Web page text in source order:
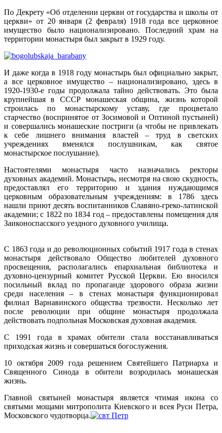
По Декрету «Об отделении церкви от государства и школы от
церкви» от 20 января (2 февраля) 1918 года все церковное
имущество было национализировано. Последний храм на
территории монастыря был закрыт в 1929 году.
И даже когда в 1918 году монастырь был официально закрыт,
а все церковное имущество – национализировано, здесь в
1920-1930-е годы продолжала тайно действовать. Это была
крупнейшая в СССР монашеская община, жизнь которой
строилась по монастырскому уставу, где процветало
старчество (воспринятое от Зосимовой и Оптиной пустыней)
и совершались монашеские постриги (а чтобы не привлекать
к себе лишнего внимания властей – труд в светских
учреждениях вменялся послушникам, как святое
монастырское послушание).
Настоятелями монастыря часто назначались ректоры
духовных академий. Монастырь, несмотря на свою скудность,
предоставлял его территорию и здания нуждающимся
церковным образовательным учреждениям: в 1786 здесь
нашли приют десять воспитанников Славяно-греко-латинской
академии; с 1822 по 1834 год – предоставлены помещения для
Заиконоспасского уездного духовного училища.
С 1863 года и до революционных событий 1917 года в стенах
монастыря действовало Общество любителей духовного
просвещения, располагались епархиальная библиотека и
духовно-цензурный комитет Русской Церкви. Ею вносился
посильный вклад по пропаганде здорового образа жизни
среди населения – в стенах монастыря функционировал
филиал Варнавинского общества трезвости. Несколько лет
после революции при общине монастыря продолжала
действовать подпольная Московская духовная академия.
С 1991 года в храмах обители стала восстанавливаться
приходская жизнь и совершаться богослужения.
10 октября 2009 года решением Святейшего Патриарха и
Священного Синода в обители возродилась монашеская
жизнь.
Главной святыней монастыря является чтимая икона со
святыми мощами митрополита Киевского и всея Руси Петра,
Московского чудотворца.